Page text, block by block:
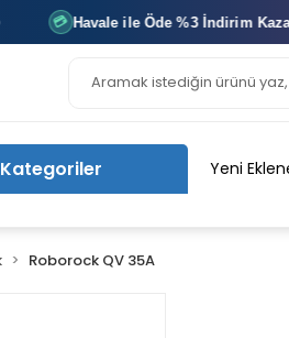
Havale ile Öde %3 İndirimKazan
Yeni
Roborock QV 35A